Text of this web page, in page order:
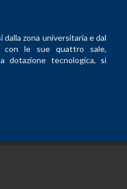
dalla zona universitaria e dal
con le sue quattro sale,
dotazione tecnologica, si